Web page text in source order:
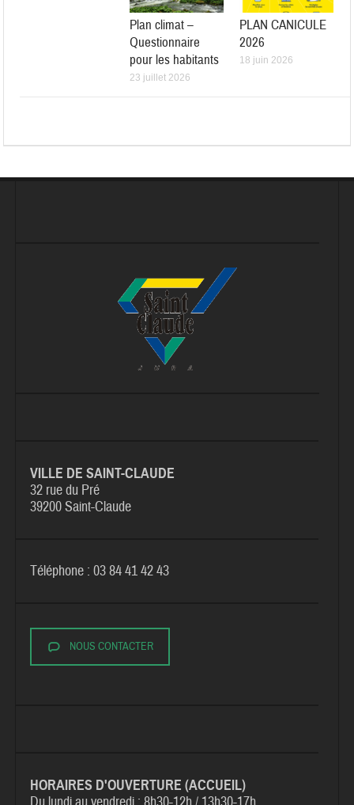
Plan climat –
Questionnaire
pour les habitants
23 juillet 2026
PLAN CANICULE
2026
18 juin 2026
VILLE DE SAINT-CLAUDE
32 rue du Pré
39200 Saint-Claude
Téléphone : 03 84 41 42 43
NOUS CONTACTER
HORAIRES D'OUVERTURE (ACCUEIL)